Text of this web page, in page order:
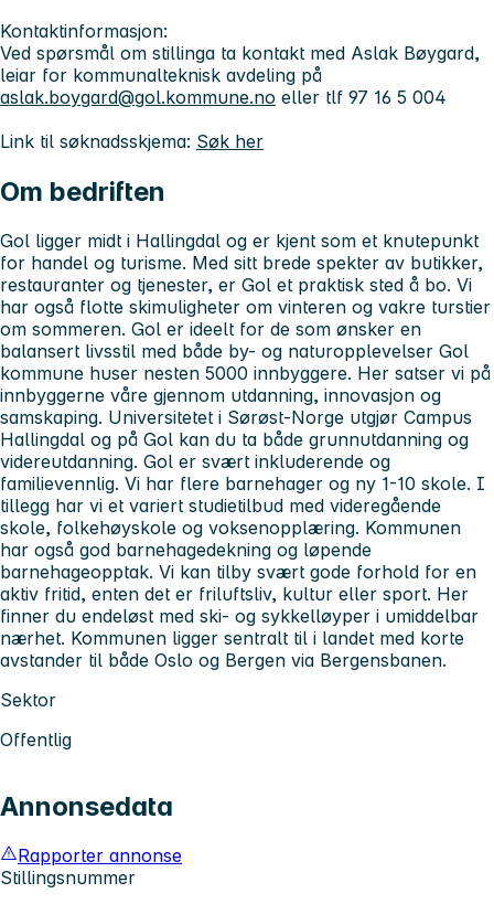
Kontaktinformasjon:
Ved spørsmål om stillinga ta kontakt med Aslak Bøygard,
leiar for kommunalteknisk avdeling på
aslak.boygard@gol.kommune.no eller tlf 97 16 5 004
Link til søknadsskjema: Søk her
Om bedriften
Gol ligger midt i Hallingdal og er kjent som et knutepunkt
for handel og turisme. Med sitt brede spekter av butikker,
restauranter og tjenester, er Gol et praktisk sted å bo. Vi
har også flotte skimuligheter om vinteren og vakre turstier
om sommeren. Gol er ideelt for de som ønsker en
balansert livsstil med både by- og naturopplevelser Gol
kommune huser nesten 5000 innbyggere. Her satser vi på
innbyggerne våre gjennom utdanning, innovasjon og
samskaping. Universitetet i Sørøst-Norge utgjør Campus
Hallingdal og på Gol kan du ta både grunnutdanning og
videreutdanning. Gol er svært inkluderende og
familievennlig. Vi har flere barnehager og ny 1-10 skole. I
tillegg har vi et variert studietilbud med videregående
skole, folkehøyskole og voksenopplæring. Kommunen
har også god barnehagedekning og løpende
barnehageopptak. Vi kan tilby svært gode forhold for en
aktiv fritid, enten det er friluftsliv, kultur eller sport. Her
finner du endeløst med ski- og sykkelløyper i umiddelbar
nærhet. Kommunen ligger sentralt til i landet med korte
avstander til både Oslo og Bergen via Bergensbanen.
Sektor
Offentlig
Annonsedata
Rapporter annonse
Stillingsnummer